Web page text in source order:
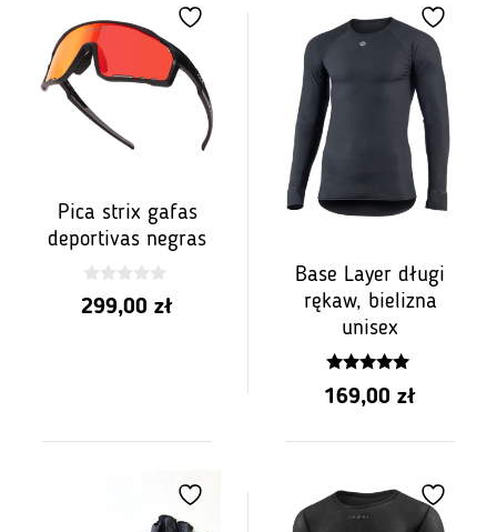
Pica strix gafas
deportivas negras
0
z
299,00 zł
Base Layer długi
rękaw, bielizna
unisex
5.00
z 5
169,00 zł